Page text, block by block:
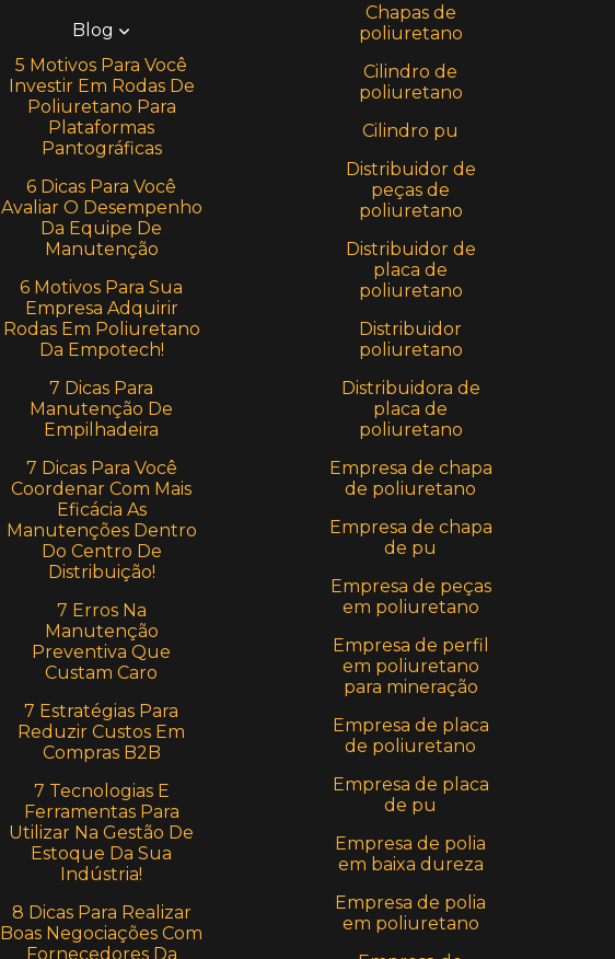
Blog
5 Motivos Para Você
Investir Em Rodas De
Poliuretano Para
Plataformas
Pantográficas
6 Dicas Para Você
Avaliar O Desempenho
Da Equipe De
Manutenção
6 Motivos Para Sua
Empresa Adquirir
Rodas Em Poliuretano
Da Empotech!
7 Dicas Para
Manutenção De
Empilhadeira
7 Dicas Para Você
Coordenar Com Mais
Eficácia As
Manutenções Dentro
Do Centro De
Distribuição!
7 Erros Na
Manutenção
Preventiva Que
Custam Caro
7 Estratégias Para
Reduzir Custos Em
Compras B2B
7 Tecnologias E
Ferramentas Para
Utilizar Na Gestão De
Estoque Da Sua
Indústria!
8 Dicas Para Realizar
Boas Negociações Com
Fornecedores Da
Chapas de
poliuretano
Cilindro de
poliuretano
Cilindro pu
Distribuidor de
peças de
poliuretano
Distribuidor de
placa de
poliuretano
Distribuidor
poliuretano
Distribuidora de
placa de
poliuretano
Empresa de chapa
de poliuretano
Empresa de chapa
de pu
Empresa de peças
em poliuretano
Empresa de perfil
em poliuretano
para mineração
Empresa de placa
de poliuretano
Empresa de placa
de pu
Empresa de polia
em baixa dureza
Empresa de polia
em poliuretano